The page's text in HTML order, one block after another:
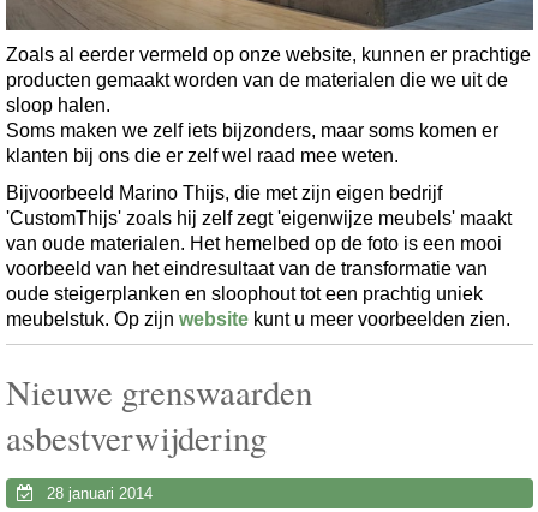
Zoals al eerder vermeld op onze website, kunnen er prachtige
producten gemaakt worden van de materialen die we uit de
sloop halen.
Soms maken we zelf iets bijzonders, maar soms komen er
klanten bij ons die er zelf wel raad mee weten.
Bijvoorbeeld Marino Thijs, die met zijn eigen bedrijf
'CustomThijs' zoals hij zelf zegt 'eigenwijze meubels' maakt
van oude materialen. Het hemelbed op de foto is een mooi
voorbeeld van het eindresultaat van de transformatie van
oude steigerplanken en sloophout tot een prachtig uniek
meubelstuk. Op zijn website kunt u meer voorbeelden zien.
Nieuwe grenswaarden
asbestverwijdering
28 januari 2014